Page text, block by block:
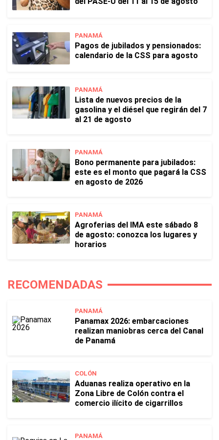
PANAMÁ
Pagos de jubilados y pensionados:
calendario de la CSS para agosto
PANAMÁ
Lista de nuevos precios de la
gasolina y el diésel que regirán del 7
al 21 de agosto
PANAMÁ
Bono permanente para jubilados:
este es el monto que pagará la CSS
en agosto de 2026
PANAMÁ
Agroferias del IMA este sábado 8
de agosto: conozca los lugares y
horarios
RECOMENDADAS
PANAMÁ
Panamax 2026: embarcaciones
realizan maniobras cerca del Canal
de Panamá
COLÓN
Aduanas realiza operativo en la
Zona Libre de Colón contra el
comercio ilícito de cigarrillos
PANAMÁ